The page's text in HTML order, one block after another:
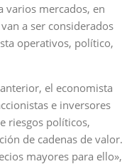
varios mercados, en
a ser considerados
operativos, político,
el economista
e inversores
riesgos políticos,
de cadenas de valor.
mayores para ello»,